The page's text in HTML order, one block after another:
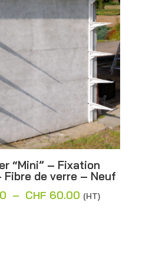
“Mini” – Fixation
Fibre de verre – Neuf
– CHF 60.00Plage
(HT)